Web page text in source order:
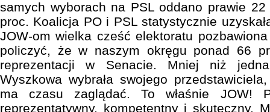
samych wyborach na PSL oddano prawie
proc. Koalicja PO i PSL statystycznie
JOW-om wielka cześć elektoratu
policzyć, że w naszym okręgu ponad 66
reprezentacji w Senacie. Mniej niż jedna
Wyszkowa wybrała swojego
ma czasu zaglądać. To właśnie JOW!
reprezentatywny, kompetentny i skuteczny.